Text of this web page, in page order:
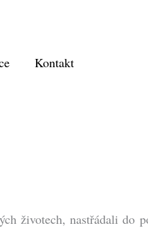
Kontakt
životech, nastřádali do